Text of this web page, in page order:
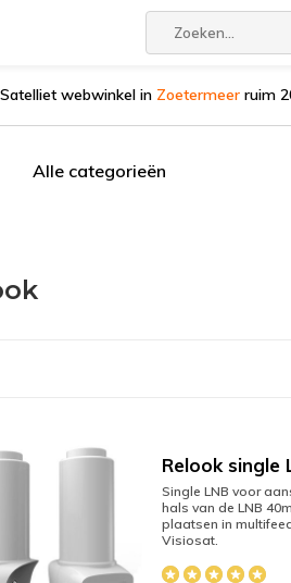
Satelliet webwinkel in Zoetermeer ruim
Alle categorieën
Relook single
Single LNB voor
hals van de LNB
plaatsen in
Visiosat.